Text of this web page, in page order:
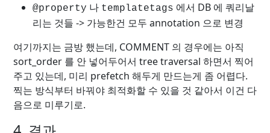
@property 나 templatetags 에서 DB 에 쿼리날
리는 것들 -> 가능한건 모두 annotation 으로 변경
여기까지는 금방 했는데, COMMENT 의 경우에는 아직
sort_order 를 안 넣어두어서 tree traversal 하면서 찍어
주고 있는데, 미리 prefetch 해두게 만드는게 좀 어렵다.
찍는 방식부터 바꿔야 최적화할 수 있을 것 같아서 이건 다
음으로 미루기로.